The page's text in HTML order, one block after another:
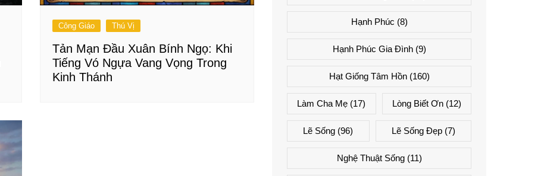
Công Giáo Thú Vị
Tản Mạn Đầu Xuân Bính Ngọ: Khi
Tiếng Vó Ngựa Vang Vọng Trong
Kinh Thánh
Hạnh Phúc (8)
Hạnh Phúc Gia Đình(9)
Hạt Giống Tâm Hồn(160)
Làm Cha Mẹ (17) Lòng Biết Ơn(12)
Lẽ Sống (96) Lẽ Sống Đẹp(7)
Nghệ Thuật Sống(11)